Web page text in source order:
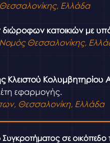
Ελλάδα
κατοικιών με
Θεσσαλονίκης,
Κλειστού
εφαρμογής.
Θεσσαλονίκη, Ελλάδα
Συγκροτήματος σε